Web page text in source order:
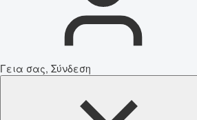
Γεια σας, Σύνδεση